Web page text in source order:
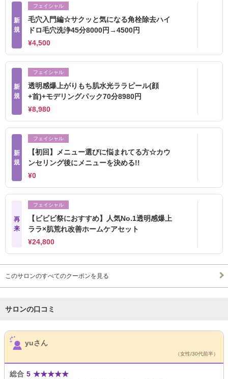
新
規
フェイシャル
毛穴入門編☆サクッと気になる角栓除去ハイ
ドロ毛穴洗浄45分8000円→4500円
¥4,500
新
規
フェイシャル
透明感爆上がりもち肌水光ララピール(顔
+首)+モデリングパック70分8980円
¥8,980
新
規
フェイシャル
【初回】メニュー選びに悩まれてる方☆カウ
ンセリング後にメニューを決める!!
¥0
再
来
フェイシャル
【ビビビ祭におすすめ】人気No.1透明感爆上
ララ×肌荒れ改善ホームケアセット
¥24,800
このサロンのすべてのクーポンを見る
サロンの口コミ
サロンPick Up
yuさん
（女性/30代前半）
総合 5 ★★★★★